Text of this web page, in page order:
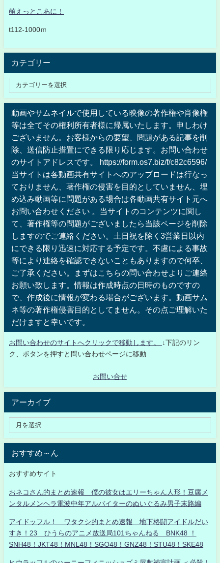
萌えっとこあに！
t112-1000ｍ
カテゴリー
動画やサムネイルで使用している映像の著作権や肖像権
等は全てその権利所有者様に帰属いたします。申しわけ
ございません。お客様からの要望、問題がある記事を削
除、送信防止措置にできる限り応じます。お問い合わせ
のサイトアドレスです。 https://form.os7.biz/f/c82c6596/
当サイトは各動画共有サイトへのアップロードは行なっ
ておりません、著作権の侵害を目的としていません、埋
め込み動画等に問題がある場合は各動画共有サイト元へ
お問い合わせください 。当サイトのコンテンツに関し
て、著作権等の問題がございましたら当該ページを削除
しますのでご連絡ください。土日祝を除く3営業日以内
にできる限り迅速に対応する予定です。不慮による事故
等により連絡を確認できないこともありますので何卒、
ご了承ください。まずはこちらの問い合わせよりご連絡
お願い致します。情報は作成時点の日時のものですの
で、作成後に情報が変わる場合がございます。動画サム
ネ等の著作権侵害目的としてません。その点ご理解いた
だけますと幸いです。
お問い合わせのサイトへクリックで移動します。
↓下記のリン
ク、ボタンを押すと問い合わせページに移動
お問い合せ
アーカイブ
おすすめ～ん
おすすめサイト
おネコさん的まとめ速報 僕の彼女はエリーちゃん人形！豆腐メ
ンタルメンヘラ電波中年アルバイターのぬいぐるみ男子末路編
アイドッフル！ ワタクシ的まとめ速報 地下格闘アイドルだい
すき！23 ひうらのアニメ放送局101ちゃんねる BNK48 ！
SNH48！JKT48！MNL48！SGO48！GNZ48！STU48！SKE48